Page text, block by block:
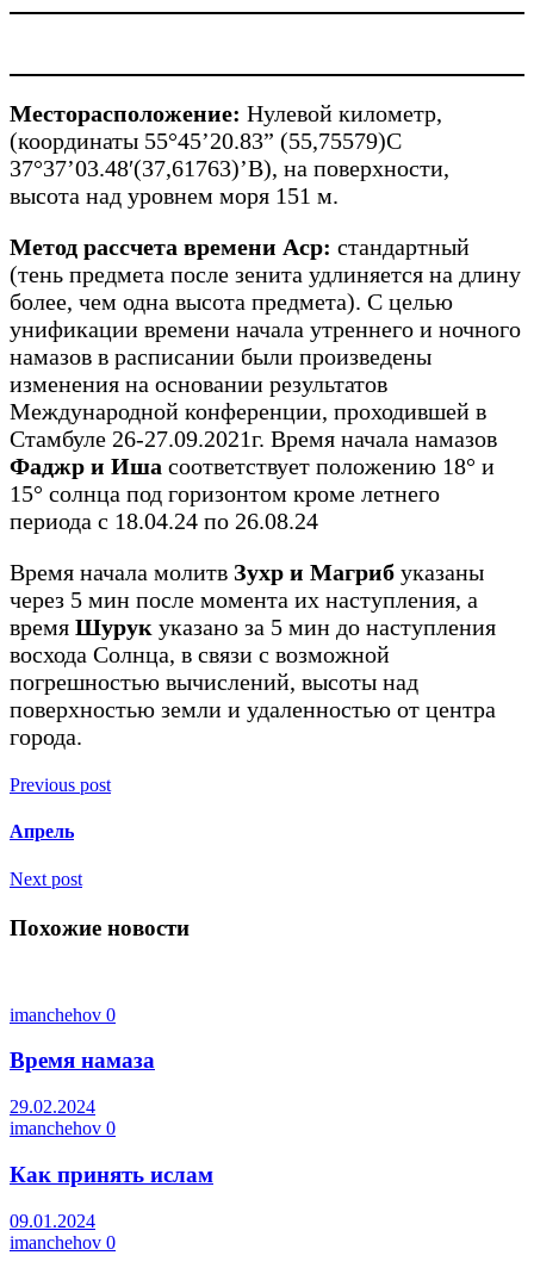
Месторасположение: Нулевой километр,
(координаты 55°45’20.83” (55,75579)С
37°37’03.48′(37,61763)’В), на поверхности,
высота над уровнем моря 151 м.
Метод рассчета времени Аср: стандартный
(тень предмета после зенита удлиняется на длину
более, чем одна высота предмета). С целью
унификации времени начала утреннего и ночного
намазов в расписании были произведены
изменения на основании результатов
Международной конференции, проходившей в
Стамбуле 26-27.09.2021г. Время начала намазов
Фаджр и Иша соответствует положению 18° и
15° солнца под горизонтом кроме летнего
периода с 18.04.24 по 26.08.24
Время начала молитв Зухр и Магриб указаны
через 5 мин после момента их наступления, а
время Шурук указано за 5 мин до наступления
восхода Солнца, в связи с возможной
погрешностью вычислений, высоты над
поверхностью земли и удаленностью от центра
города.
Previous post
Апрель
Next post
Похожие новости
imanchehov 0
Время намаза
29.02.2024
imanchehov 0
Как принять ислам
09.01.2024
imanchehov 0